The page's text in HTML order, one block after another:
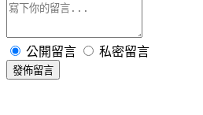
公開留言 私密留言
發佈留言